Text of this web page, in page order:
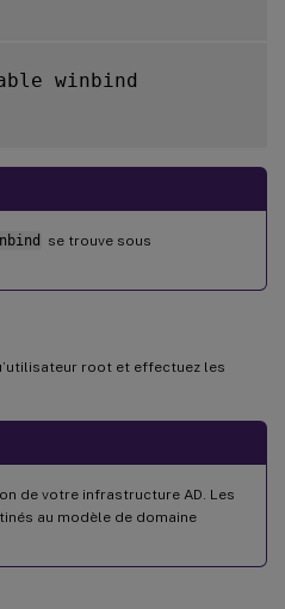
winbind
se trouve sous
root et effectuez les
de votre infrastructure AD. Les
au modèle de domaine